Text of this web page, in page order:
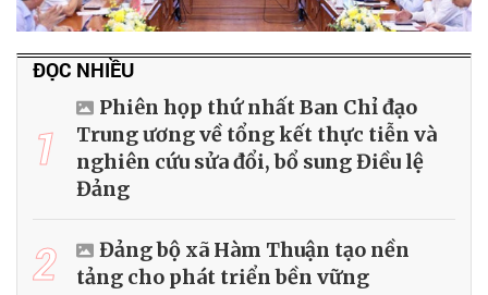
ĐỌC NHIỀU
1
Phiên họp thứ nhất Ban Chỉ đạo
Trung ương về tổng kết thực tiễn và
nghiên cứu sửa đổi, bổ sung Điều lệ
Đảng
2
Đảng bộ xã Hàm Thuận tạo nền
tảng cho phát triển bền vững